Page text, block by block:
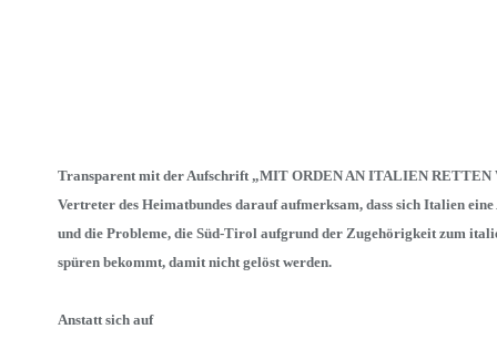
Transparent mit der Aufschrift „MIT ORDEN AN ITALIEN RETTEN
Vertreter des Heimatbundes darauf aufmerksam, dass sich Italien
und die Probleme, die Süd-Tirol aufgrund der Zugehörigkeit zum
spüren bekommt, damit nicht gelöst werden.
Anstatt sich auf